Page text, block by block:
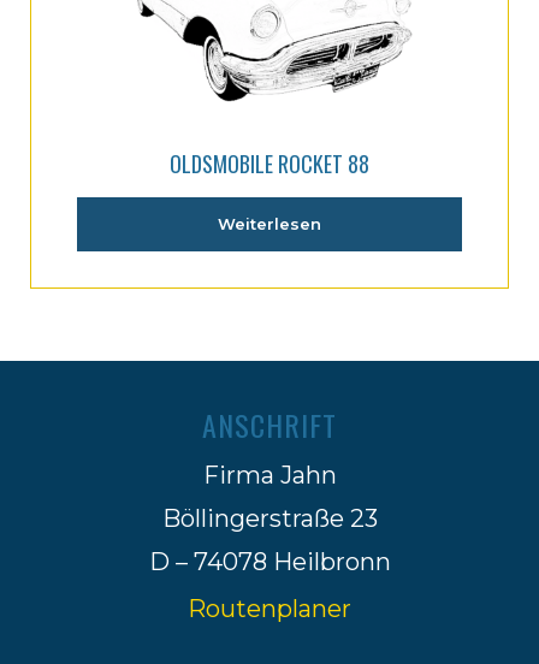
OLDSMOBILE ROCKET 88
Weiterlesen
ANSCHRIFT
Firma Jahn
Böllingerstraße 23
D – 74078 Heilbronn
Routenplaner